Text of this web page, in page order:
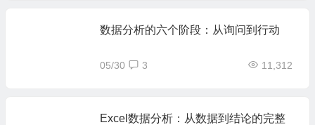
数据分析的六个阶段：从询问到行动
05/30 11,312
3
Excel数据分析：从数据到结论的完整